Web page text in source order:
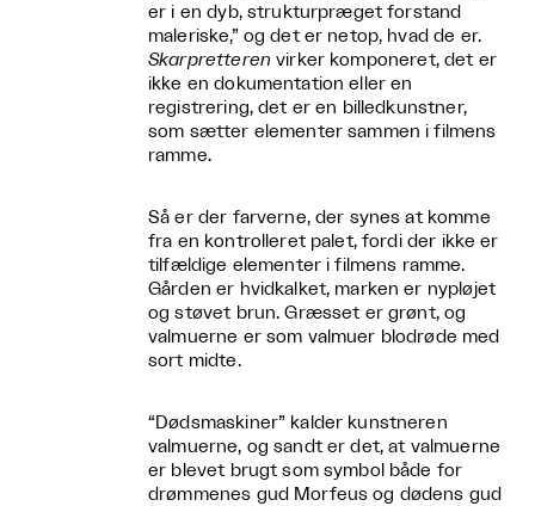
er i en dyb, strukturpræget forstand
maleriske,” og det er netop, hvad de er.
Skarpretteren virker komponeret, det er
ikke en dokumentation eller en
registrering, det er en billedkunstner,
som sætter elementer sammen i filmens
ramme.
Så er der farverne, der synes at komme
fra en kontrolleret palet, fordi der ikke er
tilfældige elementer i filmens ramme.
Gården er hvidkalket, marken er nypløjet
og støvet brun. Græsset er grønt, og
valmuerne er som valmuer blodrøde med
sort midte.
“Dødsmaskiner” kalder kunstneren
valmuerne, og sandt er det, at valmuerne
er blevet brugt som symbol både for
drømmenes gud Morfeus og dødens gud